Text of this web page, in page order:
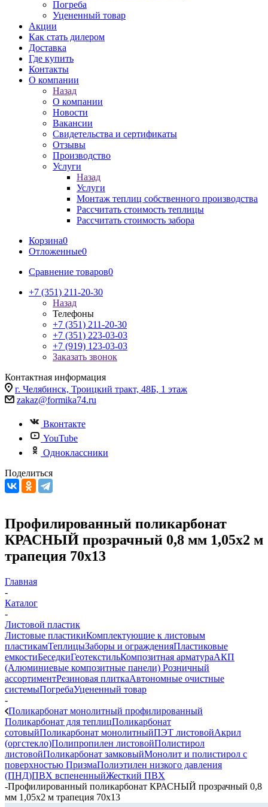
Погреба
Уцененный товар
Акции
Как стать дилером
Доставка
Где купить
Контакты
О компании
Назад
О компании
Новости
Вакансии
Свидетельства и сертификаты
Отзывы
Производство
Услуги
Назад
Услуги
Монтаж теплиц собственного производства
Рассчитать стоимость теплицы
Рассчитать стоимость забора
Корзина0
Отложенные0
Сравнение товаров0
+7 (351) 211-20-30
Назад
Телефоны
+7 (351) 211-20-30
+7 (351) 223-03-03
+7 (919) 123-03-03
Заказать звонок
Контактная информация
г. Челябинск, Троицкий тракт, 48Б, 1 этаж
zakaz@formika74.ru
Вконтакте
YouTube
Одноклассники
Поделиться
Профилированный поликарбонат
КРАСНЫЙ прозрачный 0,8 мм 1,05х2 м
трапеция 70х13
Главная
-
Каталог
-
Листовой пластик
Листовые пластикиКомплектующие к листовым
пластикамТеплицыЗаборы и огражденияПластиковые
емкостиБеседкиГеотекстильКомпозитная арматураАКП
(Алюминиевые композитные панели) Розничный
ассортиментРезиновая плиткаАвтономные очистные
системыПогребаУцененный товар
-
Поликарбонат монолитный профилированный
Поликарбонат для теплицПоликарбонат
сотовыйПоликарбонат монолитныйПЭТ листовойАкрил
(оргстекло)Полипропилен листовойПолистирол
листовойПоликарбонат замковыйМонолит и полистирол с
поверхностью ПризмаПолиэтилен низкого давления
(ПНД)ПВХ вспененныйЖесткий ПВХ
-Профилированный поликарбонат КРАСНЫЙ прозрачный 0,8
мм 1,05х2 м трапеция 70х13